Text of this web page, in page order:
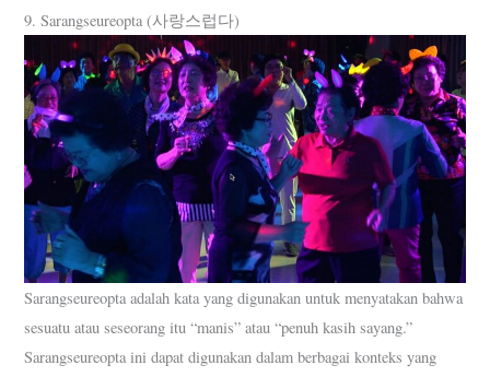
9. Sarangseureopta (사랑스럽다)
Sarangseureopta adalah kata yang digunakan untuk menyatakan bahwa
sesuatu atau seseorang itu “manis” atau “penuh kasih sayang.”
Sarangseureopta ini dapat digunakan dalam berbagai konteks yang